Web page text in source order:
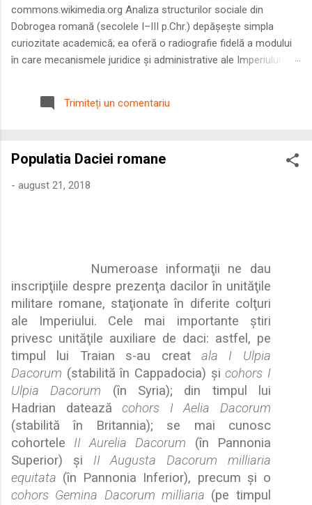
commons.wikimedia.org Analiza structurilor sociale din
Dobrogea romană (secolele I–III p.Chr.) depășește simpla
curiozitate academică; ea oferă o radiografie fidelă a modului
în care mecanismele juridice și administrative ale Imperiului
Într-o epocă în care prosperitatea excepțională a lumii romane
era susținută de o mobilitate socială dinamică și de o libertate
roman – în special a cetățenilor romani ( cives Romani ) în
precizie profunzimea și ritmul procesului de rom...
Trimiteți un comentariu
Populatia Daciei romane
- august 21, 2018
Numeroase informaţii ne dau
inscripţiile despre prezenţa dacilor în unităţile
militare romane, staţionate în diferite col ţuri
ale Imperiului. Cele mai importante ştiri
privesc unităţile auxiliare de daci: astfel, pe
timpul lui Traian s-au creatala I Ulpia
Dacorum (stabilită în Cappadocia) şicohors I
Ulpia Dacorum (în Syria); din timpul lui
Hadrian datează
cohors I Aelia Dacorum
(stabilită în Britannia); se mai cunosc
cohortele II Aurelia Dacorum (în Pannonia
Superior) şi II Augusta Dacorum milliaria
equitata (în Pannonia Inferior), precum şi o
cohors Gemina Dacorum milliaria (pe timpul